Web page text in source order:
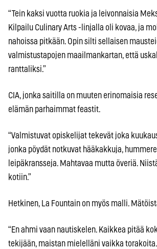
“Tein kaksi vuotta ruokia ja leivonnaisia
Kilpailu Culinary Arts -linjalla oli kovaa, ja
nahoissa pitkään. Opin silti sellaisen
valmistustapojen maailmankartan, että
ranttaliksi.”
CIA, jonka saitilla on muuten erinomaisia
elämän parhaimmat feastit.
“Valmistuvat opiskelijat tekevät joka
jonka pöydät notkuvat hääkakkuja,
leipäkransseja. Mahtavaa mutta överiä.
kotiin.”
Hetkinen, La Fountain on myös malli.
“En ahmi vaan nautiskelen. Kaikkea pitää
tekijään, maistan mielelläni vaikka